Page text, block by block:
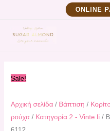
περιεχόμενο
ΟNLINE
Sale!
Αρχική σελίδα/ Βάπτιση /
ρούχα/ Κατηγορία 2 - Vinte li/
was:
271,00 €.
Η
τρέχουσα
Vinte
Li
ποσότητα